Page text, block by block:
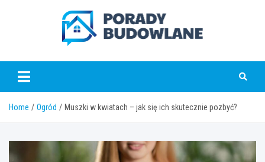
poradybudowlane.pl
Home Ogród Muszki w kwiatach – jak się ich skutecznie pozbyć?